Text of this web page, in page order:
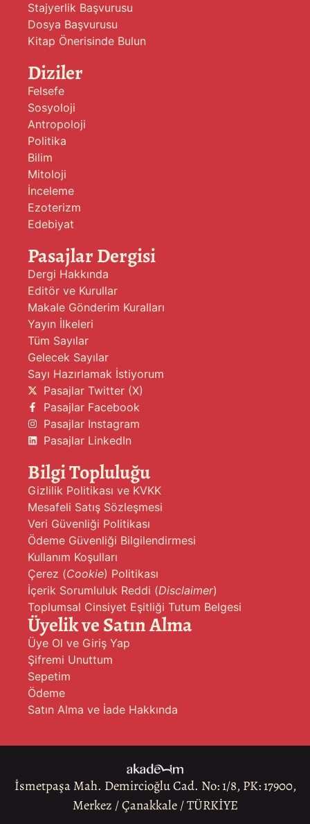
Stajyerlik Başvurusu
Dosya Başvurusu
Kitap Önerisinde Bulun
Diziler
Felsefe
Sosyoloji
Antropoloji
Politika
Bilim
Mitoloji
İnceleme
Ezoterizm
Edebiyat
Pasajlar Dergisi
Dergi Hakkında
Editör ve Kurullar
Makale Gönderim Kuralları
Yayın İlkeleri
Tüm Sayılar
Gelecek Sayılar
Sayı Hazırlamak İstiyorum
Pasajlar Twitter (X)
Pasajlar Facebook
Pasajlar Instagram
Pasajlar LinkedIn
Bilgi Topluluğu
Gizlilik Politikası ve KVKK
Mesafeli Satış Sözleşmesi
Veri Güvenliği Politikası
Ödeme Güvenliği Bilgilendirmesi
Kullanım Koşulları
Çerez (Cookie) Politikası
İçerik Sorumluluk Reddi (Disclaimer)
Toplumsal Cinsiyet Eşitliği Tutum Belgesi
Üyelik ve Satın Alma
Üye Ol ve Giriş Yap
Şifremi Unuttum
Sepetim
Ödeme
Satın Alma ve İade Hakkında
İsmetpaşa Mah. Demircioğlu Cad. No: 1/8, PK: 17900,
Merkez / Çanakkale / TÜRKİYE